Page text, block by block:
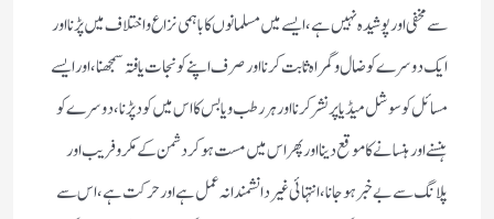
سے مخفی اور پوشیدہ نہیں ہے ،ایسے میں مسلمانوں کا باہمی نزاع و اختلاف میں پڑنا اور
ایک دوسرے کو ضال و گمراہ ثابت کرنا اور صرف اپنے کو نجات یافتہ سمجھنا، اور ایسے
مسائل کو سوشل میڈیا پر نشر کرنا اور ہر رطب و یابس کا اس میں کود پڑنا،دوسرے کو
ہنسنے اور ہنسانے کا موقع دینا اور پھر اس میں مست ہوکر دشمن کے مکر و فریب اور
پلانگ سے بے خبر ہو جانا ،انتہائی غیر دانشمندانہ عمل ہے اور حرکت ہے ،اس سے